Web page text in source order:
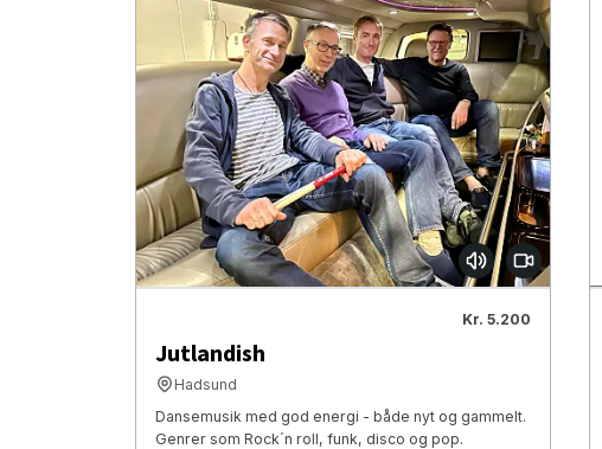
Kr. 5.200
Jutlandish
Hadsund
Dansemusik med god energi - både nyt og gammelt.
Genrer som Rock´n roll, funk, disco og pop.